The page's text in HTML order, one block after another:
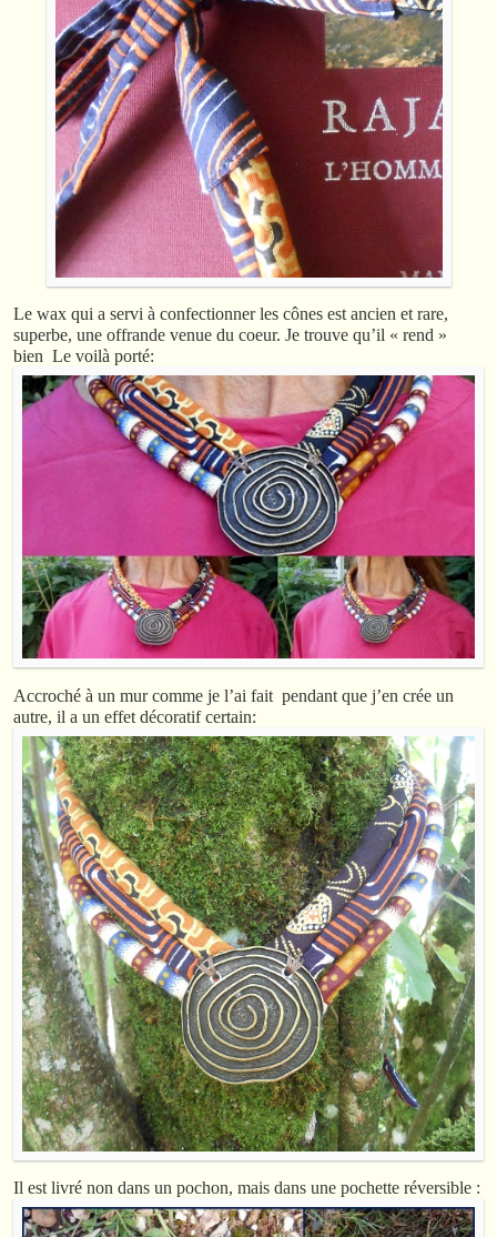
Le wax qui a servi à confectionner les cônes est ancien et rare,
superbe, une offrande venue du coeur. Je trouve qu’il « rend »
bien Le voilà porté:
Accroché à un mur comme je l’ai fait pendant que j’en crée un
autre, il a un effet décoratif certain:
Il est livré non dans un pochon, mais dans une pochette réversible :